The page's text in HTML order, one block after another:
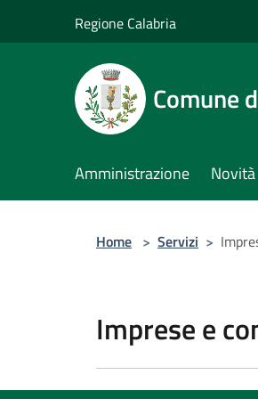
Regione Calabria
Comune
Amministrazione Novità
Home > Servizi >
Imprese e